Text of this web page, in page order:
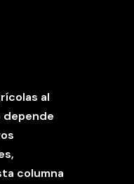
al
depende
columna